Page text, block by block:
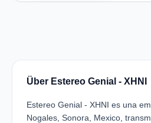
Über Estereo Genial - XHNI
Estereo Genial - XHNI es una
Nogales, Sonora, Mexico,